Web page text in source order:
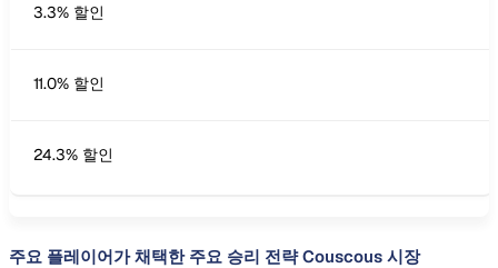
3.3% 할인
11.0% 할인
24.3% 할인
주요 플레이어가 채택한 주요 승리 전략 Couscous 시장